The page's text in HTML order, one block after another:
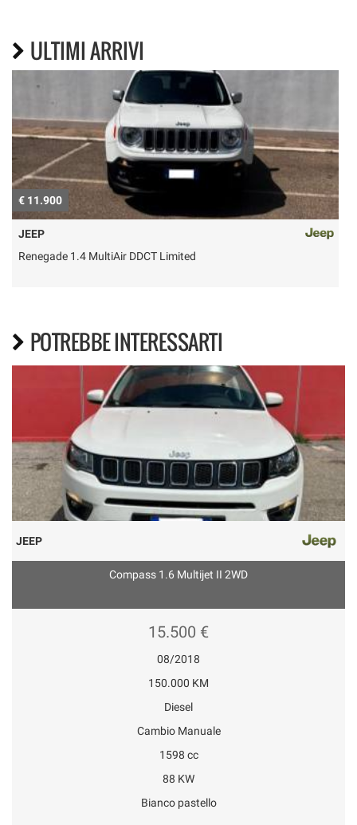
ULTIMI ARRIVI
€ 11.900
JEEP
Renegade 1.4 MultiAir DDCT Limited
POTREBBE INTERESSARTI
JEEP
Compass 1.6 Multijet II 2WD
15.500 €
08/2018
150.000 KM
Diesel
Cambio Manuale
1598 cc
88 KW
Bianco pastello